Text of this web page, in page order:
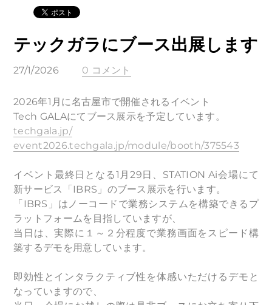
テックガラにブース出展します
27/1/2026 0 コメント
2026年1月に名古屋市で開催されるイベント
Tech GALAにてブース展示を予定しています。
techgala.jp/
event2026.techgala.jp/module/booth/375543
​イベント最終日となる1月29日、STATION Ai会場にて
新サービス「IBRS」のブース展示を行います。
「IBRS」はノーコードで業務システムを構築できるプ
ラットフォームを目指していますが、
当日は、実際に１～２分程度で業務画面をスピード構
築するデモを用意しています。
即効性とインタラクティブ性を体感いただけるデモと
なっていますので、